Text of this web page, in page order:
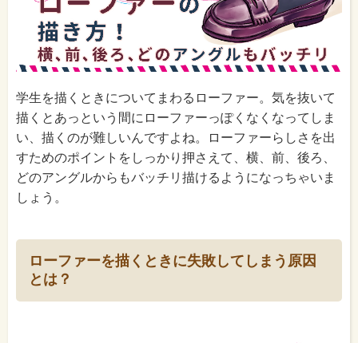
学生を描くときについてまわるローファー。気を抜いて
描くとあっという間にローファーっぽくなくなってしま
い、描くのが難しいんですよね。ローファーらしさを出
すためのポイントをしっかり押さえて、横、前、後ろ、
どのアングルからもバッチリ描けるようになっちゃいま
しょう。
ローファーを描くときに失敗してしまう原因
とは？